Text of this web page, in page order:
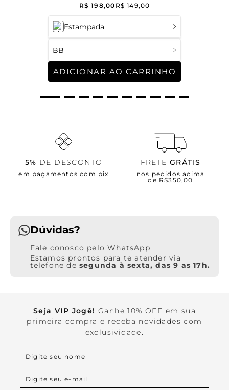
Estampada
BB
ADICIONAR AO CARRINHO
R$ 198,00R$ 149,00
5% DE DESCONTO
em pagamentos com pix
FRETE GRÁTIS
nos pedidos acima
de R$350,00
Dúvidas?
WhatsApp
Estamos prontos para te atender via
telefone de segunda à sexta, das 9 as 17h.
Seja VIP Jogê! Ganhe 10% OFF em sua
primeira compra e receba novidades com
exclusividade.